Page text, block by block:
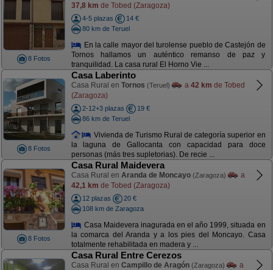
8 Fotos
37,8 km de Tobed (Zaragoza)
4-5 plazas
14 €
80 km de Teruel
En la calle mayor del turolense pueblo de Castejón de
Tornos hallamos un auténtico remanso de paz y
tranquilidad. La casa rural El Horno Vie ...
8 Fotos
Casa Laberinto
Casa Rural en Tornos (Teruel) a 42 km de Tobed
(Zaragoza)
2-12+3 plazas
19 €
86 km de Teruel
Vivienda de Turismo Rural de categoría superior en
la laguna de Gallocanta con capacidad para doce
personas (más tres supletorias). De recie ...
8 Fotos
Casa Rural Maidevera
Casa Rural en Aranda de Moncayo (Zaragoza)
a
42,1 km de Tobed (Zaragoza)
12 plazas
20 €
108 km de Zaragoza
Casa Maidevera inagurada en el año 1999, situada en
la comarca del Aranda y a los pies del Moncayo. Casa
totalmente rehabilitada en madera y ...
Casa Rural Entre Cerezos
Casa Rural en Campillo de Aragón (Zaragoza)
a